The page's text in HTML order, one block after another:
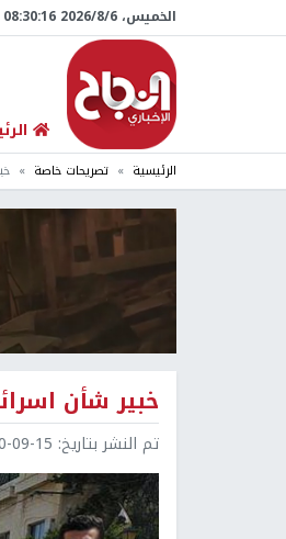
الخميس، 6/‏8/‏2026 08:30:18 مساءً
الرئيسية تصريحات خاصة
خبير شأن
تم النشر بتاريخ: 15 12:30